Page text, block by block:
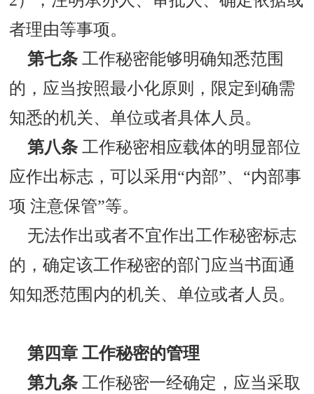
者理由等事项。
第七条工作秘密能够明确知悉范围
的，应当按照最小化原则，限定到确需
知悉的机关、单位或者具体人员。
第八条 工作秘密相应载体的明显部位
应作出标志，可以采用“内部”、“内部事
项 注意保管”等。
无法作出或者不宜作出工作秘密标志
的，确定该工作秘密的部门应当书面通
知知悉范围内的机关、单位或者人员。
第四章 工作秘密的管理
第九条工作秘密一经确定，应当采取